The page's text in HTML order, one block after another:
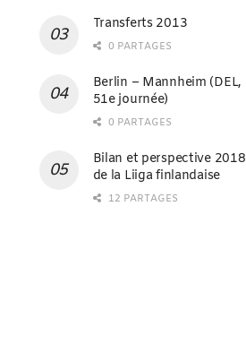
Transferts 2013
0 PARTAGES
Berlin – Mannheim (DEL,
51e journée)
0 PARTAGES
Bilan et perspective 2018
de la Liiga finlandaise
12 PARTAGES